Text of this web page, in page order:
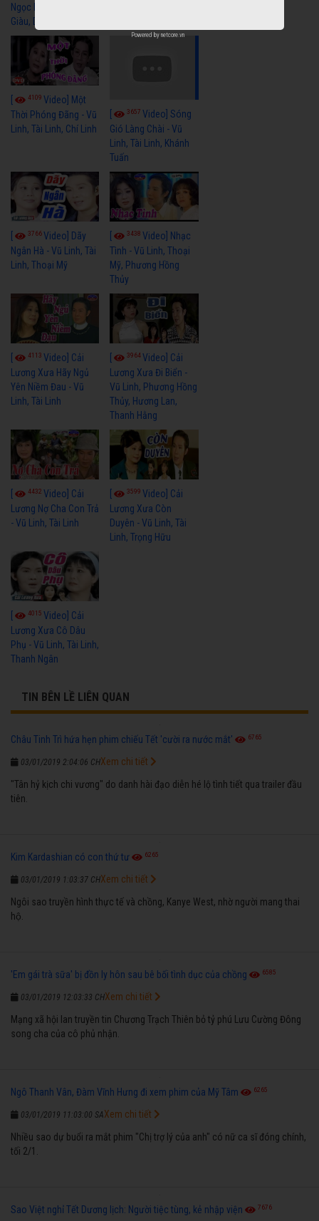
Ngọc Huyền, Ngọc
Giàu, Diệp Lang
4109 Video] Một
Thời Phóng Đãng - Vũ
Linh, Tài Linh, Chí Linh
3657Video] Sóng
Gió Làng Chài - Vũ
Linh, Tài Linh, Khánh
Tuấn
3766Video] Dãy
Ngân Hà - Vũ Linh, Tài
Linh, Thoại Mỹ
3438Video] Nhạc
Tình - Vũ Linh, Thoại
Mỹ, Phương Hồng
Thủy
4113 Video] Cải
Lương Xưa Hãy Ngủ
Yên Niềm Đau - Vũ
Linh, Tài Linh
3964Video] Cải
Lương Xưa Đi Biển -
Vũ Linh, Phương Hồng
Thủy, Hương Lan,
Thanh Hằng
4432 Video] Cải
Lương Nợ Cha Con Trả
- Vũ Linh, Tài Linh
3599Video] Cải
Lương Xưa Còn
Duyên - Vũ Linh, Tài
Linh, Trọng Hữu
[ 4015 Video] Cải
Lương Xưa Cô Dâu
Phụ - Vũ Linh, Tài Linh,
Thanh Ngân
TIN BÊN LỀ LIÊN QUAN
Châu Tinh Trì hứa hẹn phim chiếu Tết 'cười ra nước mắt' 6765
03/01/2019 2:04:06 CH
"Tân hỷ kịch chi vương" do danh hài đạo diễn hé lộ tình tiết qua trailer đầu
tiên.
Xem chi tiết
Kim Kardashian có con thứ tư 6265
03/01/2019 1:03:37 CH
Ngôi sao truyền hình thực tế và chồng, Kanye West, nhờ người mang thai
hộ.
Xem chi tiết
'Em gái trà sữa' bị đồn ly hôn sau bê bối tình dục của chồng 6585
03/01/2019 12:03:33 CH
Mạng xã hội lan truyền tin Chương Trạch Thiên bỏ tỷ phú Lưu Cường Đông
song cha của cô phủ nhận.
Xem chi tiết
Ngô Thanh Vân, Đàm Vĩnh Hưng đi xem phim của Mỹ Tâm 6265
03/01/2019 11:03:00 SA
Nhiều sao dự buổi ra mắt phim "Chị trợ lý của anh" có nữ ca sĩ đóng chính,
tối 2/1.
Xem chi tiết
Sao Việt nghỉ Tết Dương lịch: Người tiệc tùng, kẻ nhập viện 7676
Powered by netcore.vn